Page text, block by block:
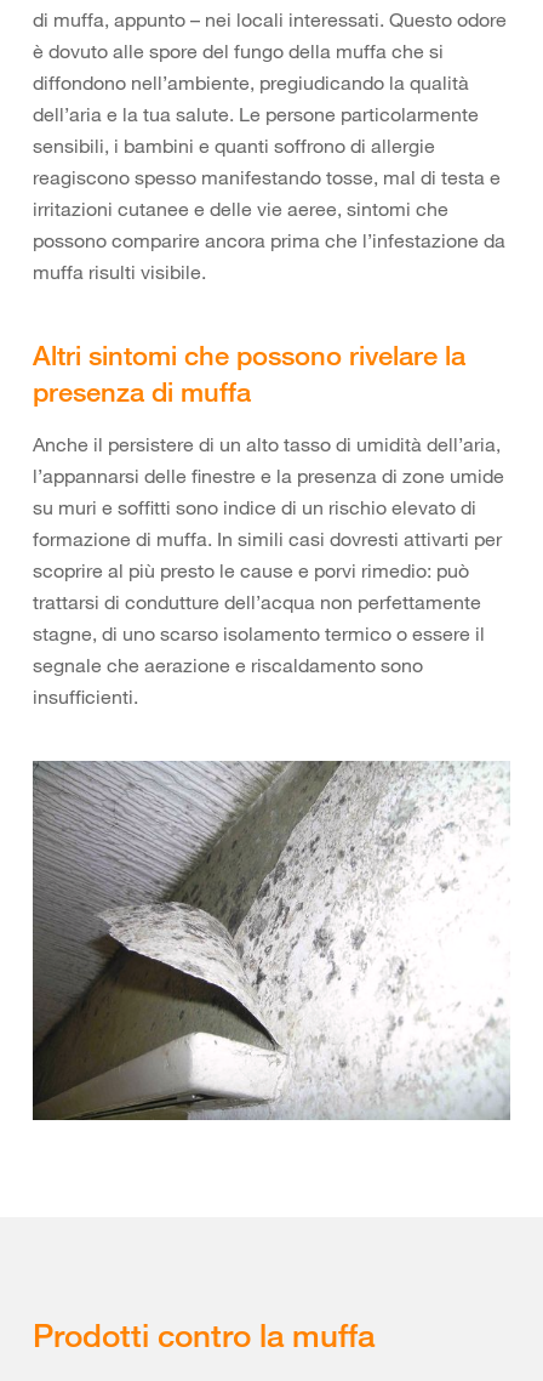
di muffa, appunto – nei locali interessati. Questo odore
è dovuto alle spore del fungo della muffa che si
diffondono nell’ambiente, pregiudicando la qualità
dell’aria e la tua salute. Le persone particolarmente
sensibili, i bambini e quanti soffrono di allergie
reagiscono spesso manifestando tosse, mal di testa e
irritazioni cutanee e delle vie aeree, sintomi che
possono comparire ancora prima che l’infestazione da
muffa risulti visibile.
Altri sintomi che possono rivelare la
presenza di muffa
Anche il persistere di un alto tasso di umidità dell’aria,
l’appannarsi delle finestre e la presenza di zone umide
su muri e soffitti sono indice di un rischio elevato di
formazione di muffa. In simili casi dovresti attivarti per
scoprire al più presto le cause e porvi rimedio: può
trattarsi di condutture dell’acqua non perfettamente
stagne, di uno scarso isolamento termico o essere il
segnale che aerazione e riscaldamento sono
insufficienti.
Prodotti contro la muffa